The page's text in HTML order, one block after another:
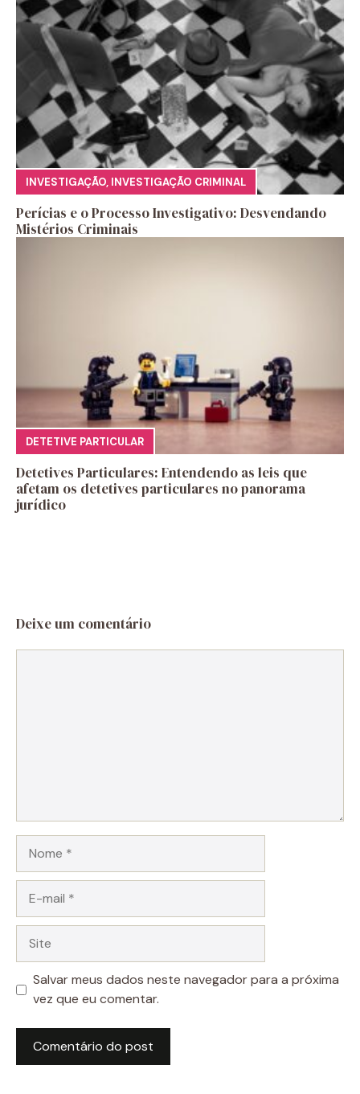
INVESTIGAÇÃO, INVESTIGAÇÃO CRIMINAL
Perícias e o Processo Investigativo: Desvendando
Mistérios Criminais
DETETIVE PARTICULAR
Detetives Particulares: Entendendo as leis que
afetam os detetives particulares no panorama
jurídico
Deixe um comentário
mail
Salvar meus dados neste navegador para a próxima
vez que eu comentar.